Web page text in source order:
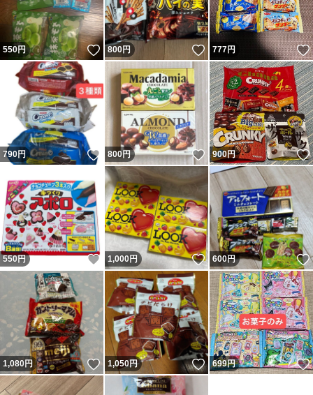
550円 いいね！
800円 いいね！
777円
790円 いいね！
800円 いいね！
900円
550 円 いいね！
1,000円 いいね！
600円
1,080円 いいね！
1,050円 いいね！
699円